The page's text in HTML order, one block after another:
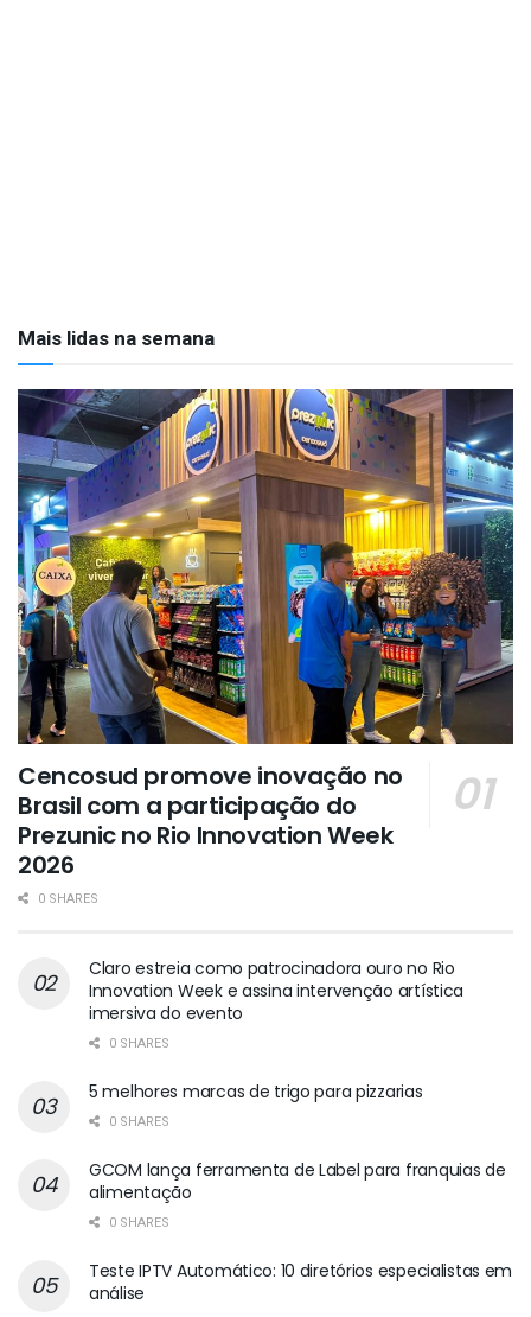
Mais lidas na semana
Cencosud promove inovação no
Brasil com a participação do
Prezunic no Rio Innovation Week
2026
0 SHARES
Claro estreia como patrocinadora ouro no Rio
Innovation Week e assina intervenção artística
imersiva do evento
0 SHARES
5 melhores marcas de trigo para pizzarias
0 SHARES
GCOM lança ferramenta de Label para franquias de
alimentação
0 SHARES
Teste IPTV Automático: 10 diretórios especialistas em
análise